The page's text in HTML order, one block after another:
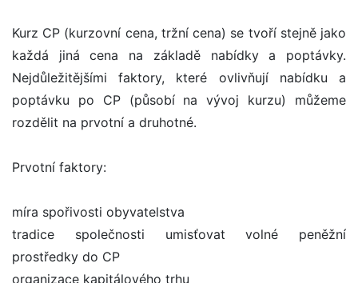
Kurz CP (kurzovní cena, tržní cena) se tvoří stejně jako
každá jiná cena na základě nabídky a poptávky.
Nejdůležitějšími faktory, které ovlivňují nabídku a
poptávku po CP (působí na vývoj kurzu) můžeme
rozdělit na prvotní a druhotné.
Prvotní faktory:
míra spořivosti obyvatelstva
tradice společnosti umisťovat volné peněžní
prostředky do CP
organizace kapitálového trhu